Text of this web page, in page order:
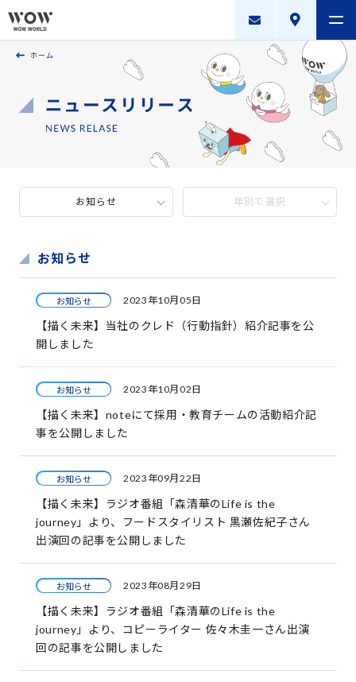
会社案内
採用案内
ニュースリリース
新規お取引に関する留意事項 ｜ サイトマップ
Copyright © WOW WORLD Inc. All Rights Reserved.
ホーム
お知らせ 年別で選択
お知らせ
お知らせ 2023年10月05日
【描く未来】当社のクレド（行動指針）紹介記事を公
開しました
お知らせ 2023年10月02日
【描く未来】noteにて採用・教育チームの活動紹介記
事を公開しました
お知らせ 2023年09月22日
【描く未来】ラジオ番組「森清華のLife is the
journey」より、フードスタイリスト 黒瀬佐紀子さん
出演回の記事を公開しました
お知らせ 2023年08月29日
【描く未来】ラジオ番組「森清華のLife is the
journey」より、コピーライター 佐々木圭一さん出演
回の記事を公開しました